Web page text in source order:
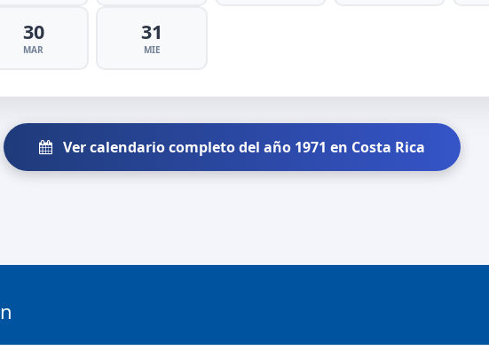
30
MAR
31
MIE
Ver calendario completo del año 1971 en Costa Rica